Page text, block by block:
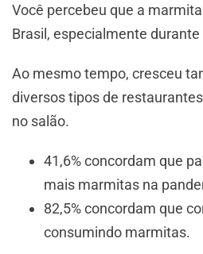
Você percebeu que a
Brasil, especialmente
Ao mesmo tempo, cresceu
diversos tipos de
no salão.
41,6% concordam que
mais marmitas na
82,5% concordam que
consumindo marmitas.